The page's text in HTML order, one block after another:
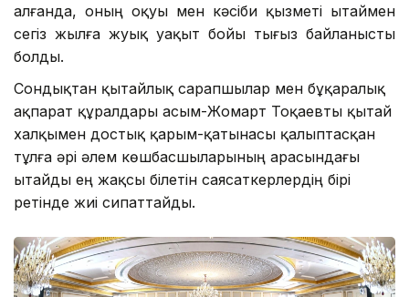
алғанда, оның оқуы мен кәсіби қызметі Қытаймен
сегіз жылға жуық уақыт бойы тығыз байланысты
болды.
Сондықтан қытайлық сарапшылар мен бұқаралық
ақпарат құралдары Қасым-Жомарт Тоқаевты қытай
халқымен достық қарым-қатынасы қалыптасқан
тұлға әрі әлем көшбасшыларының арасындағы
Қытайды ең жақсы білетін саясаткерлердің бірі
ретінде жиі сипаттайды.